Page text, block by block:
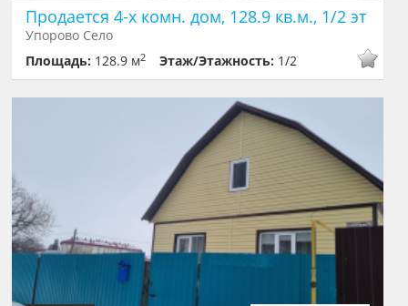
Продается 4-х комн. дом, 128.9 кв.м., 1/2 эт
Упорово Село
Площадь: 128.9 м2 Этаж/Этажность: 1/2